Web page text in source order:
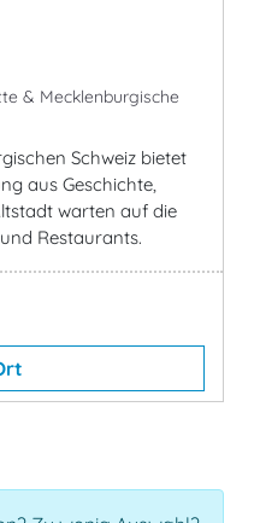
& Mecklenburgische
Schweiz bietet
aus Geschichte,
warten auf die
Restaurants.